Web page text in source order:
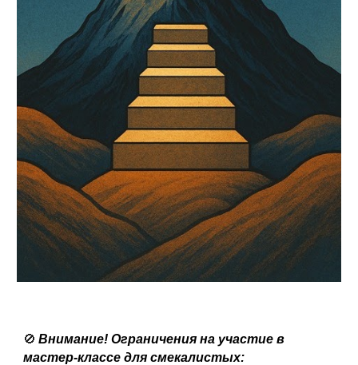
🚫Внимание! Ограничения на участие в
мастер-классе для смекалистых: